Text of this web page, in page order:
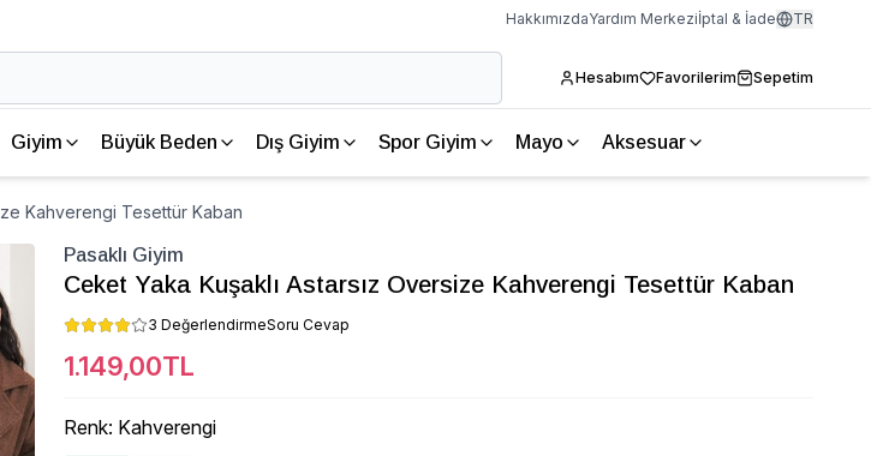
HakkımızdaYardım Merkeziİptal & İade TR
Hesabım Favorilerim Sepetim
Giyim Büyük Beden Dış Giyim Spor Giyim Mayo Aksesuar
Kahverengi Tesettür Kaban
Pasaklı Giyim
Ceket Yaka Kuşaklı Astarsız Oversize Kahverengi Tesettür Kaban
3 DeğerlendirmeSoru Cevap
1.149,00TL
Renk: Kahverengi